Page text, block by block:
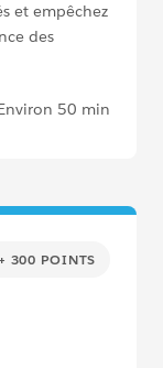
et empêchez
des
50 min
+ 300 POINTS